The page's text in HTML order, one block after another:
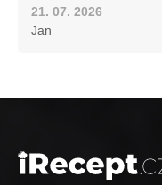
21. 07. 2026
Jan